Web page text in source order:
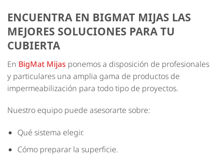
ENCUENTRA EN BIGMAT MIJAS LAS
MEJORES SOLUCIONES PARA TU
CUBIERTA
En BigMat Mijas ponemos a disposición de profesionales
y particulares una amplia gama de productos de
impermeabilización para todo tipo de proyectos.
Nuestro equipo puede asesorarte sobre:
Qué sistema elegir.
Cómo preparar la superficie.